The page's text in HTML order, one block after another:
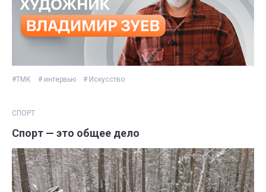
#ТМК # интервью # Искусство
СПОРТ
Спорт — это общее дело